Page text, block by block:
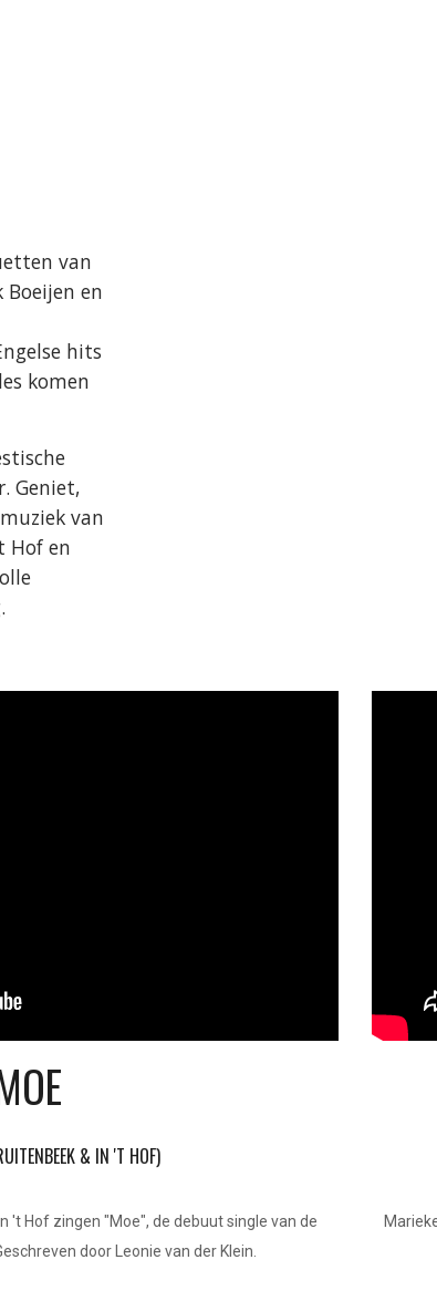
van
Boeijen en
hits
komen
Geniet,
van
Hof en
& IN 'T HOF)
't Hof zingen "Moe", de debuut single van de
door Leonie van der Klein.